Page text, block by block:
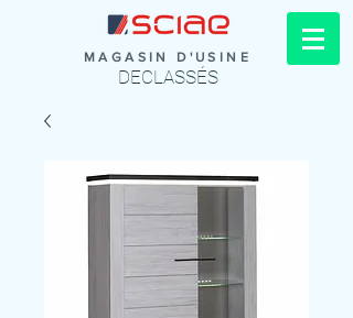
MAGASIN D'USINE
DECLASSÉS